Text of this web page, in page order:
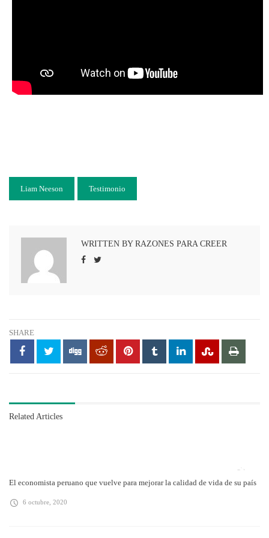
Liam Neeson Testimonio
WRITTEN BY RAZONES PARA CREER
SHARE
Related Articles
El economista peruano que vuelve para mejorar la calidad de vida de su país
6 octubre, 2020